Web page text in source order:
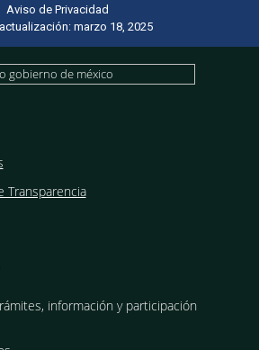
Aviso de Privacidad
marzo 18, 2025
Transparencia
información y participación